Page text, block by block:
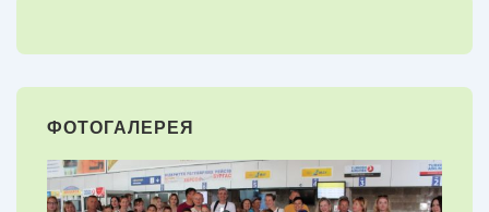
ФОТОГАЛЕРЕЯ